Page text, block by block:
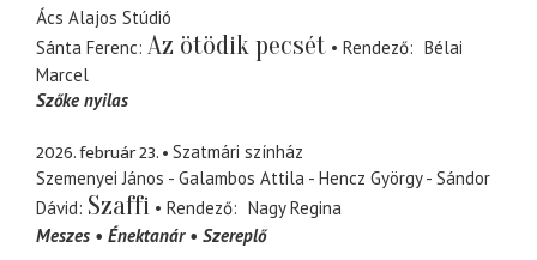
Ács Alajos Stúdió
Sánta Ferenc Az ötödik pecsét Rendező
Bélai
Marcel
Szőke nyilas
2026. február 23.
Szatmári színház
Szemenyei János - Galambos Attila - Hencz György - Sándor
Dávid Szaffi Rendező
Nagy Regina
Meszes
Énektanár Szereplő